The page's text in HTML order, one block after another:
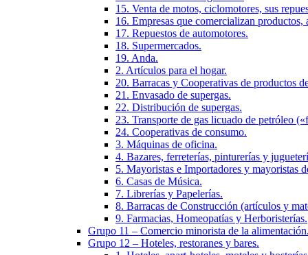
15. Venta de motos, ciclomotores, sus
16. Empresas que comercializan
17. Repuestos de automotores.
18. Supermercados.
19. Anda.
2. Artículos para el hogar.
20. Barracas y Cooperativas de productos
21. Envasado de supergas.
22. Distribución de supergas.
23. Transporte de gas licuado de petróleo
24. Cooperativas de consumo.
3. Máquinas de oficina.
4. Bazares, ferreterías, pinturerías y
5. Mayoristas e Importadores y mayoristas
6. Casas de Música.
7. Librerías y Papelerías.
8. Barracas de Construcción (artículos y
9. Farmacias, Homeopatías y Herboristerías.
Grupo 11 – Comercio minorista de la
Grupo 12 – Hoteles, restoranes y bares.